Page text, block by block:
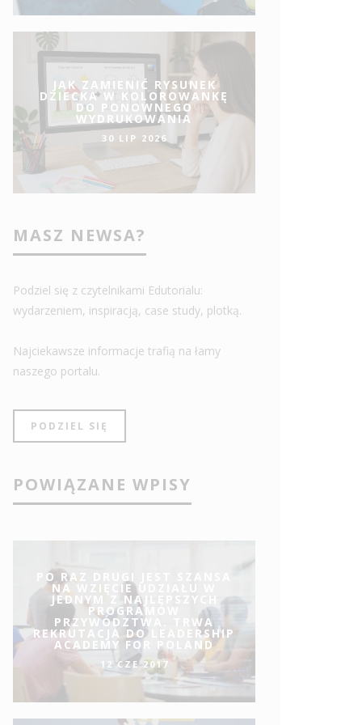
JAK ZAMIENIĆ RYSUNEK
DZIECKA W KOLOROWANKĘ
DO PONOWNEGO
WYDRUKOWANIA
30 LIP 2026
MASZ NEWSA?
Podziel się z czytelnikami Edutorialu:
wydarzeniem, inspiracją, case study, plotką.
Najciekawsze informacje trafią na łamy
naszego portalu.
PODZIEL SIĘ
POWIĄZANE WPISY
PO RAZ DRUGI JEST SZANSA
NA WZIĘCIE UDZIAŁU W
JEDNYM Z NAJLEPSZYCH
PROGRAMÓW
PRZYWÓDZTWA. TRWA
REKRUTACJA DO LEADERSHIP
ACADEMY FOR POLAND
12 CZE 2017